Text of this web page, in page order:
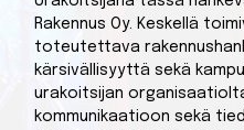
Rakennus Oy. Keskellä
toteutettava
kärsivällisyyttä sekä
urakoitsijan
kommunikaatioon sekä